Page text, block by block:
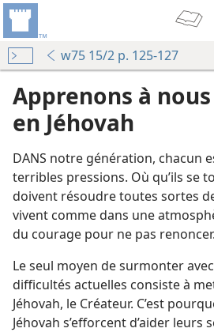
w75 15/2 p. 125-127
Apprenons à
en Jéhovah
DANS notre génération, chacun
terribles pressions. Où qu’ils se
doivent résoudre toutes sortes
vivent comme dans une
du courage pour ne pas renoncer.
Le seul moyen de surmonter
difficultés actuelles consiste à
Jéhovah, le Créateur. C’est
Jéhovah s’efforcent d’aider leurs